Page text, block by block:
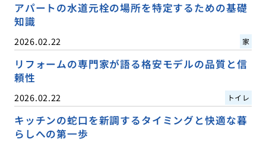
アパートの水道元栓の場所を特定するための基礎
知識
2026.02.22 家
リフォームの専門家が語る格安モデルの品質と信
頼性
2026.02.22 トイレ
キッチンの蛇口を新調するタイミングと快適な暮
らしへの第一歩